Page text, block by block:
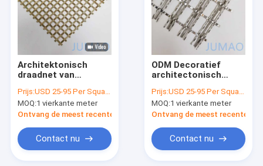
Architektonisch
draadnet van
Gevelbekleding
Panelen
Ruimteverdelers
Prijs:USD 25-95 Per Square Meter
MOQ:1 vierkante meter
Ontvang de meest recente Prijs
Contact nu
ODM Decoratief
architectonisch
roestvrij staal 6x8
Prijs:USD 25-95 Per Square Meter
MOQ:1 vierkante meter
Ontvang de meest recente
Contact nu